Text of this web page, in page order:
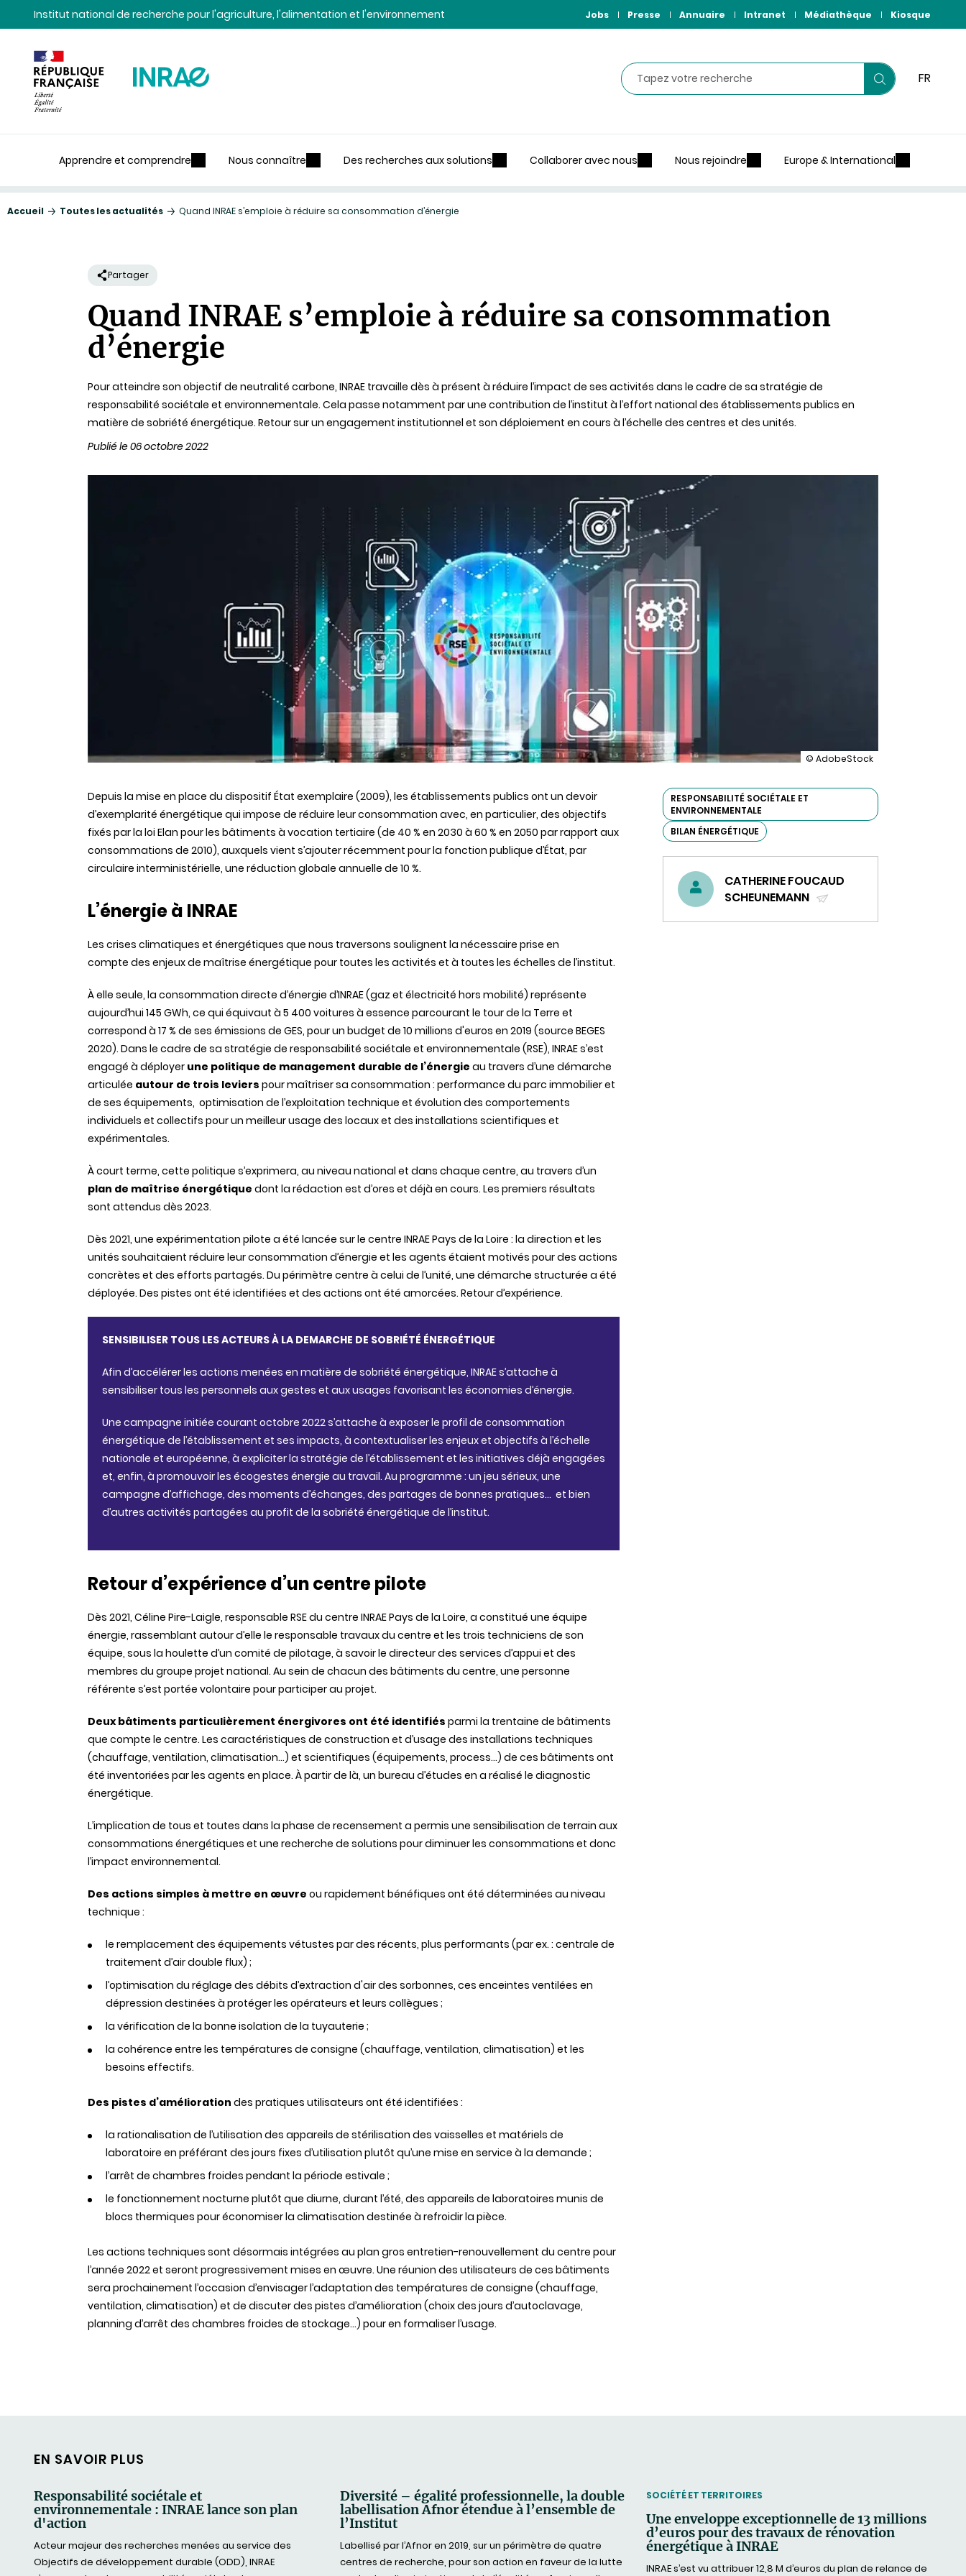
Contenu
Recherche
NavigationInstitut national de recherche pour l'agriculture, l'alimentation et l'environnement Jobs Presse Annuaire Intranet Médiathèque Kiosque
Rechercher
Lancer
FR
Apprendre et comprendre Nous connaître Des recherches aux solutions Collaborer avec nous Nous rejoindre Europe & International
Accueil Toutes les actualités Quand INRAE s’emploie à réduire sa consommation d’énergie
Partager
Quand INRAE s’emploie à réduire sa consommation
d’énergie
Pour atteindre son objectif de neutralité carbone, INRAE travaille dès à présent à réduire l’impact de ses activités dans le cadre de sa stratégie de
responsabilité sociétale et environnementale. Cela passe notamment par une contribution de l’institut à l’effort national des établissements publics en
matière de sobriété énergétique. Retour sur un engagement institutionnel et son déploiement en cours à l’échelle des centres et des unités.
Publié le 06 octobre 2022
illustration
s’emploie
réduire
d’énergie
© AdobeStock
Depuis la mise en place du dispositif État exemplaire (2009), les établissements publics ont un devoir
d’exemplarité énergétique qui impose de réduire leur consommation avec, en particulier, des objectifs
fixés par la loi Elan pour les bâtiments à vocation tertiaire (de 40 % en 2030 à 60 % en 2050 par rapport aux
consommations de 2010), auxquels vient s’ajouter récemment pour la fonction publique d’État, par
circulaire interministérielle, une réduction globale annuelle de 10 %.
L’énergie à INRAE
Les crises climatiques et énergétiques que nous traversons soulignent la nécessaire prise en
compte des enjeux de maîtrise énergétique pour toutes les activités et à toutes les échelles de l’institut.
À elle seule, la consommation directe d’énergie d’INRAE (gaz et électricité hors mobilité) représente
aujourd’hui 145 GWh, ce qui équivaut à 5 400 voitures à essence parcourant le tour de la Terre et
correspond à 17 % de ses émissions de GES, pour un budget de 10 millions d'euros en 2019 (source BEGES
2020). Dans le cadre de sa stratégie de responsabilité sociétale et environnementale (RSE), INRAE s’est
engagé à déployer une politique de management durable de l’énergie au travers d’une démarche
articulée autour de trois leviers pour maîtriser sa consommation : performance du parc immobilier et
de ses équipements, optimisation de l’exploitation technique et évolution des comportements
individuels et collectifs pour un meilleur usage des locaux et des installations scientifiques et
expérimentales.
À court terme, cette politique s’exprimera, au niveau national et dans chaque centre, au travers d’un
plan de maîtrise énergétique dont la rédaction est d’ores et déjà en cours. Les premiers résultats
sont attendus dès 2023.
Dès 2021, une expérimentation pilote a été lancée surle centre INRAE Pays de la Loire : la direction et les
unités souhaitaient réduire leur consommation d’énergie et les agents étaient motivés pour des actions
concrètes et des efforts partagés. Du périmètre centre à celui de l’unité, une démarche structurée a été
déployée. Des pistes ont été identifiées et des actions ont été amorcées. Retour d’expérience.
SENSIBILISER TOUS LES ACTEURS À LA DEMARCHE DE SOBRIÉTÉ ÉNERGÉTIQUE
Afin d’accélérer les actions menées en matière de sobriété énergétique, INRAE s’attache à
sensibiliser tous les personnels aux gestes et aux usages favorisant les économies d’énergie.
Une campagne initiée courant octobre 2022 s’attache à exposer le profil de consommation
énergétique de l’établissement et ses impacts, à contextualiser les enjeux et objectifs à l’échelle
nationale et européenne, à expliciter la stratégie de l’établissement et les initiatives déjà engagées
et, enfin, à promouvoir les écogestes énergie au travail. Au programme : un jeu sérieux, une
campagne d’affichage, des moments d’échanges, des partages de bonnes pratiques… et bien
d’autres activités partagées au profit de la sobriété énergétique de l’institut.
Retour d’expérience d’un centre pilote
Dès 2021, Céline Pire-Laigle, responsable RSE du centre INRAE Pays de la Loire, a constitué une équipe
énergie, rassemblant autour d’elle le responsable travaux du centre et les trois techniciens de son
équipe, sous la houlette d’un comité de pilotage, à savoir le directeur des services d’appui et des
membres du groupe projet national. Au sein de chacun des bâtiments du centre, une personne
référente s’est portée volontaire pour participer au projet.
Deux bâtiments particulièrement énergivores ont été identifiés parmi la trentaine de bâtiments
que compte le centre. Les caractéristiques de construction et d’usage des installations techniques
(chauffage, ventilation, climatisation…) et scientifiques (équipements, process…) de ces bâtiments ont
été inventoriées par les agents en place. À partir de là, un bureau d’études en a réalisé le diagnostic
énergétique.
L’implication de tous et toutes dans la phase de recensement a permis une sensibilisation de terrain aux
consommations énergétiques et une recherche de solutions pour diminuer les consommations et donc
l’impact environnemental.
Des actions simples à mettre en œuvre ou rapidement bénéfiques ont été déterminées au niveau
technique :
le remplacement des équipements vétustes par des récents, plus performants (par ex. : centrale de
traitement d’air double flux) ;
l’optimisation du réglage des débits d’extraction d'airdes sorbonnes, ces enceintes ventilées en
dépression destinées à protéger les opérateurs et leurs collègues ;
la vérification de la bonne isolation de la tuyauterie ;
la cohérence entre les températures de consigne (chauffage, ventilation, climatisation) et les
besoins effectifs.
Des pistes d’amélioration des pratiques utilisateurs ont été identifiées :
la rationalisation de l’utilisation des appareils de stérilisation des vaisselles et matériels de
laboratoire en préférant des jours fixes d’utilisation plutôt qu’une mise en service à la demande ;
l’arrêt de chambres froides pendant la période estivale ;
le fonctionnement nocturne plutôt que diurne, durant l’été, des appareils de laboratoires munis de
blocs thermiques pour économiser la climatisation destinée à refroidir la pièce.
Les actions techniques sont désormais intégrées au plan gros entretien-renouvellement du centre pour
l’année 2022 et seront progressivement mises en œuvre. Une réunion des utilisateurs de ces bâtiments
sera prochainement l’occasion d’envisager l’adaptation des températures de consigne (chauffage,
ventilation, climatisation) et de discuter des pistes d’amélioration (choix des jours d’autoclavage,
planning d’arrêt des chambres froides de stockage…) pour en formaliser l’usage.
RESPONSABILITÉ SOCIÉTALE ET
ENVIRONNEMENTALE
BILAN ÉNERGÉTIQUE
CATHERINE FOUCAUD
SCHEUNEMANN
EN SAVOIR PLUS
Responsabilité sociétale et
environnementale : INRAE lance son plan
d'action
Acteur majeur des recherches menées au service des
Objectifs de développement durable (ODD), INRAE
Diversité – égalité professionnelle, la double
labellisation Afnor étendue à l’ensemble de
l’Institut
Labellisé par l’Afnor en 2019, sur un périmètre de quatre
centres de recherche, pour son action en faveur de la lutte
THEMATIC
SOCIÉTÉ ET TERRITOIRES
Une enveloppe exceptionnelle de 13 millions
d’euros pour des travaux de rénovation
énergétique à INRAE
INRAE s’est vu attribuer 12,8 M d’euros du plan de relance de